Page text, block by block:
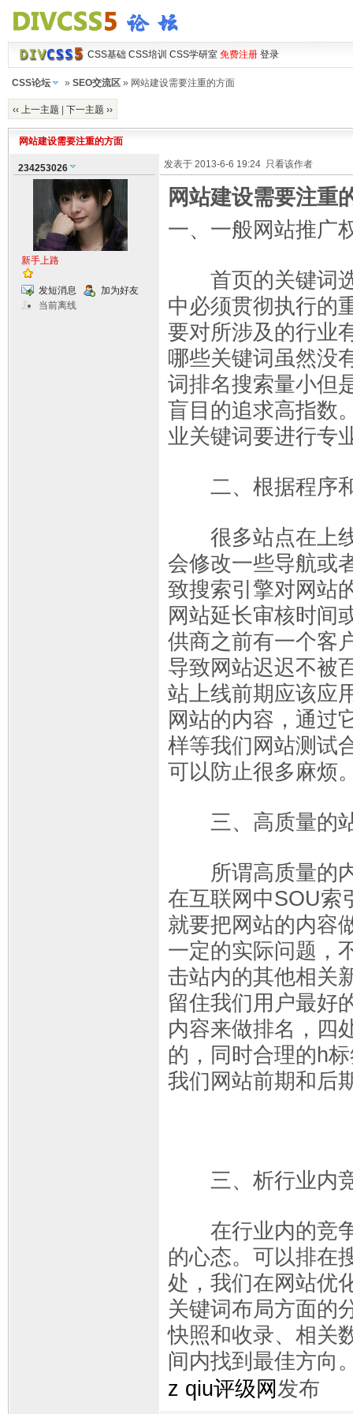
CSS基础 CSS培训 CSS学研室 免费注册 登录
CSS论坛 » SEO交流区» 网站建设需要注重的方面
‹‹ 上一主题 下一主题 ››
网站建设需要注重的方面
234253026
新手上路
发短消息
加为好友
当前离线
发表于 2013-6-6 19:24 只看该作者
网站建设需要注重
一、一般网站推广
首页的关键词选
中必须贯彻执行的
要对所涉及的行业
哪些关键词虽然没
词排名搜索量小但
盲目的追求高指数
业关键词要进行专
二、根据程序和
很多站点在上线
会修改一些导航或
致搜索引擎对网站
网站延长审核时间
供商之前有一个客
导致网站迟迟不被
站上线前期应该应
网站的内容，通过
样等我们网站测试
可以防止很多麻烦
三、高质量的
所谓高质量的内
在互联网中SOU索
就要把网站的内容
一定的实际问题，
击站内的其他相关
留住我们用户最好
内容来做排名，四
的，同时合理的h
我们网站前期和后
三、析行业内
在行业内的竞争
的心态。可以排在
处，我们在网站优
关键词布局方面的
快照和收录、相关
间内找到最佳方向
z qiu评级网发布